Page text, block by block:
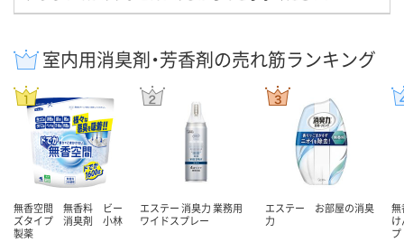
室内用消臭剤・芳香剤の売れ筋ランキング
無香空間 無香料 ビー
ズタイプ 消臭剤 小林
製薬
エステー 消臭力 業務用
ワイドスプレー
エステー お部屋の消臭
力